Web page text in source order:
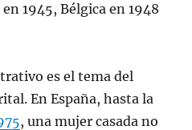
1945, Bélgica en 1948
es el tema del
En España, hasta la
, una mujer casada no